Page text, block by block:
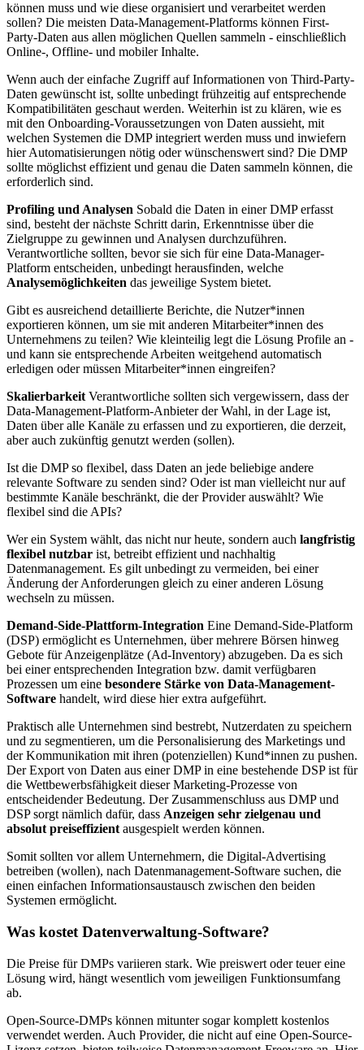
können muss und wie diese organisiert und verarbeitet werden
sollen? Die meisten Data-Management-Platforms können First-
Party-Daten aus allen möglichen Quellen sammeln - einschließlich
Online-, Offline- und mobiler Inhalte.
Wenn auch der einfache Zugriff auf Informationen von Third-Party-
Daten gewünscht ist, sollte unbedingt frühzeitig auf entsprechende
Kompatibilitäten geschaut werden. Weiterhin ist zu klären, wie es
mit den Onboarding-Voraussetzungen von Daten aussieht, mit
welchen Systemen die DMP integriert werden muss und inwiefern
hier Automatisierungen nötig oder wünschenswert sind? Die DMP
sollte möglichst effizient und genau die Daten sammeln können, die
erforderlich sind.
Profiling und Analysen Sobald die Daten in einer DMP erfasst
sind, besteht der nächste Schritt darin, Erkenntnisse über die
Zielgruppe zu gewinnen und Analysen durchzuführen.
Verantwortliche sollten, bevor sie sich für eine Data-Manager-
Platform entscheiden, unbedingt herausfinden, welche
Analysemöglichkeiten das jeweilige System bietet.
Gibt es ausreichend detaillierte Berichte, die Nutzer*innen
exportieren können, um sie mit anderen Mitarbeiter*innen des
Unternehmens zu teilen? Wie kleinteilig legt die Lösung Profile an -
und kann sie entsprechende Arbeiten weitgehend automatisch
erledigen oder müssen Mitarbeiter*innen eingreifen?
Skalierbarkeit Verantwortliche sollten sich vergewissern, dass der
Data-Management-Platform-Anbieter der Wahl, in der Lage ist,
Daten über alle Kanäle zu erfassen und zu exportieren, die derzeit,
aber auch zukünftig genutzt werden (sollen).
Ist die DMP so flexibel, dass Daten an jede beliebige andere
relevante Software zu senden sind? Oder ist man vielleicht nur auf
bestimmte Kanäle beschränkt, die der Provider auswählt? Wie
flexibel sind die APIs?
Wer ein System wählt, das nicht nur heute, sondern auch langfristig
flexibel nutzbar ist, betreibt effizient und nachhaltig
Datenmanagement. Es gilt unbedingt zu vermeiden, bei einer
Änderung der Anforderungen gleich zu einer anderen Lösung
wechseln zu müssen.
Demand-Side-Plattform-Integration Eine Demand-Side-Platform
(DSP) ermöglicht es Unternehmen, über mehrere Börsen hinweg
Gebote für Anzeigenplätze (Ad-Inventory) abzugeben. Da es sich
bei einer entsprechenden Integration bzw. damit verfügbaren
Prozessen um eine besondere Stärke von Data-Management-
Software handelt, wird diese hier extra aufgeführt.
Praktisch alle Unternehmen sind bestrebt, Nutzerdaten zu speichern
und zu segmentieren, um die Personalisierung des Marketings und
der Kommunikation mit ihren (potenziellen) Kund*innen zu pushen.
Der Export von Daten aus einer DMP in eine bestehende DSP ist für
die Wettbewerbsfähigkeit dieser Marketing-Prozesse von
entscheidender Bedeutung. Der Zusammenschluss aus DMP und
DSP sorgt nämlich dafür, dass Anzeigen sehr zielgenau und
absolut preiseffizient ausgespielt werden können.
Somit sollten vor allem Unternehmern, die Digital-Advertising
betreiben (wollen), nach Datenmanagement-Software suchen, die
einen einfachen Informationsaustausch zwischen den beiden
Systemen ermöglicht.
Was kostet Datenverwaltung-Software?
Die Preise für DMPs variieren stark. Wie preiswert oder teuer eine
Lösung wird, hängt wesentlich vom jeweiligen Funktionsumfang
ab.
Open-Source-DMPs können mitunter sogar komplett kostenlos
verwendet werden. Auch Provider, die nicht auf eine Open-Source-